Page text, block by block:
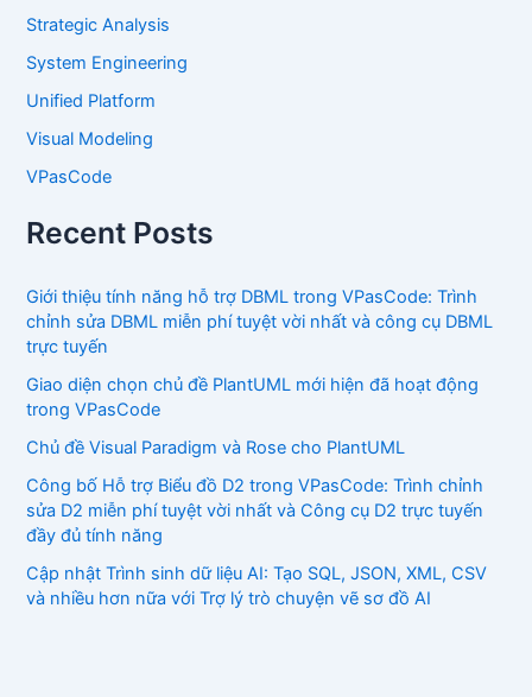
Strategic Analysis
System Engineering
Unified Platform
Visual Modeling
VPasCode
Recent Posts
Giới thiệu tính năng hỗ trợ DBML trong VPasCode: Trình
chỉnh sửa DBML miễn phí tuyệt vời nhất và công cụ DBML
trực tuyến
Giao diện chọn chủ đề PlantUML mới hiện đã hoạt động
trong VPasCode
Chủ đề Visual Paradigm và Rose cho PlantUML
Công bố Hỗ trợ Biểu đồ D2 trong VPasCode: Trình chỉnh
sửa D2 miễn phí tuyệt vời nhất và Công cụ D2 trực tuyến
đầy đủ tính năng
Cập nhật Trình sinh dữ liệu AI: Tạo SQL, JSON, XML, CSV
và nhiều hơn nữa với Trợ lý trò chuyện vẽ sơ đồ AI